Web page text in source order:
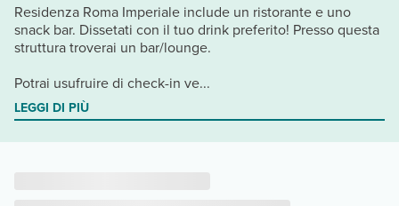
Residenza Roma Imperiale include un ristorante e uno
snack bar. Dissetati con il tuo drink preferito! Presso questa
struttura troverai un bar/lounge.
Potrai usufruire di check-in ve...
LEGGI DI PIÙ